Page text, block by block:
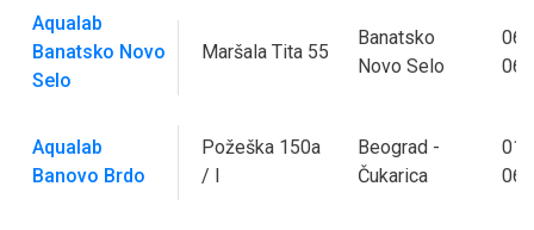
Aqualab
Banatsko Novo
Selo
Maršala Tita 55
Banatsko
Novo Selo
Aqualab
Banovo Brdo
Požeška 150a
/ I
Beograd -
Čukarica